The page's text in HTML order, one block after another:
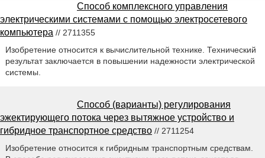
Способ комплексного управления
электрическими системами с помощью электросетевого
компьютера // 2711355
Изобретение относится к вычислительной технике. Технический
результат заключается в повышении надежности электрической
системы.
Способ (варианты) регулирования
эжектирующего потока через вытяжное устройство и
гибридное транспортное средство // 2711254
Изобретение относится к гибридным транспортным средствам.